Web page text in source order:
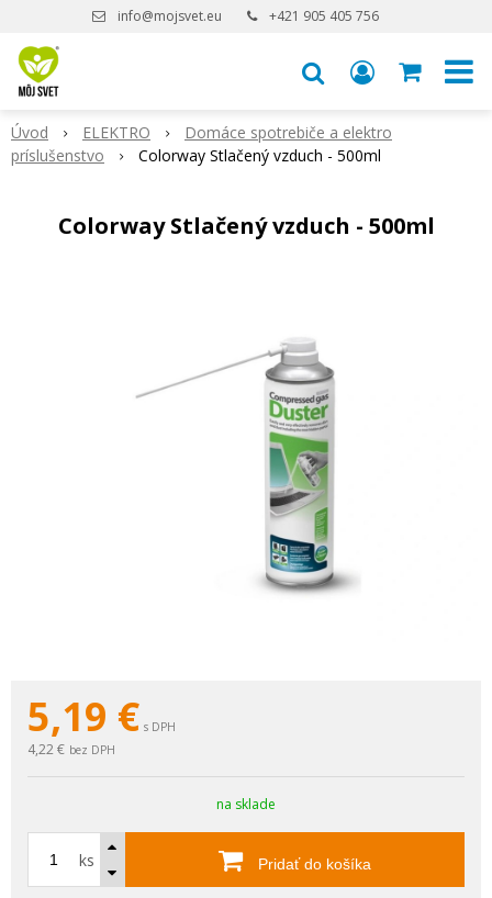
info@mojsvet.eu +421 905 405 756
Úvod ELEKTRO
Domáce spotrebiče a elektro
príslušenstvo
Colorway Stlačený vzduch - 500ml
Colorway Stlačený vzduch - 500ml
5,19 € s DPH
4,22 € bez DPH
na sklade
ks Pridať do košíka